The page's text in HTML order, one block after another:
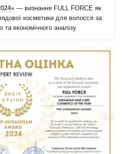
— визнання FULL FORCE як
косметики для волосся за
та економічного аналізу.